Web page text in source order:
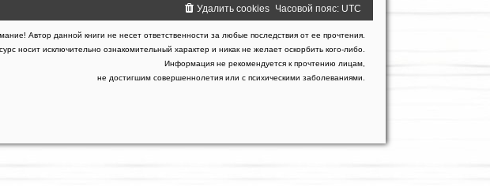
Часовой пояс: UTC
Удалить cookies
Автор данной книги не несет ответственности за любые последствия от ее прочтения.
носит исключительно ознакомительный характер и никак не желает оскорбить кого-либо.
Информация не рекомендуется к прочтению лицам,
не достигшим совершеннолетия или с психическими заболеваниями.